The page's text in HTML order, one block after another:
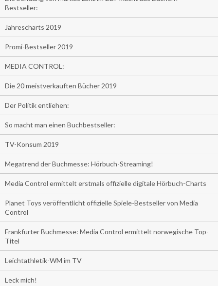
Bestseller:
Jahrescharts 2019
Promi-Bestseller 2019
MEDIA CONTROL:
Die 20 meistverkauften Bücher 2019
Der Politik entliehen:
So macht man einen Buchbestseller:
TV-Konsum 2019
Megatrend der Buchmesse: Hörbuch-Streaming!
Media Control ermittelt erstmals offizielle digitale Hörbuch-Charts
Planet Toys veröffentlicht offizielle Spiele-Bestseller von Media
Control
Frankfurter Buchmesse: Media Control ermittelt norwegische Top-
Titel
Leichtathletik-WM im TV
Leck mich!